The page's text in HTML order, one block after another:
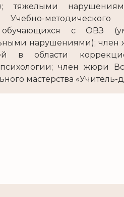
тяжелыми
Учебно-
обучающихся с ОВЗ
нарушениями);
в области
член жюри
мастерства «Учитель-